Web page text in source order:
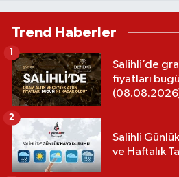
Trend Haberler
Salihli’de
fiyatları
1
Salihli
ve Haftalık
2